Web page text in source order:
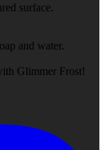
surface.
and water.
Glimmer Frost!